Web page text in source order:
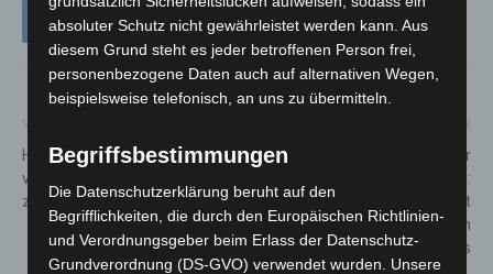
Hannover-Nordstadt: Mann
versucht Kind in Auto zu
zerren
Premiere auf der
INTERSCHUTZ 2026:
WildfireCamp rückt
Waldbrandbekämpfung in den
Fokus
absoluter Schutz nicht gewährleistet werden kann. Aus
diesem Grund steht es jeder betroffenen Person frei,
personenbezogene Daten auch auf alternativen Wegen,
beispielsweise telefonisch, an uns zu übermitteln.
Begriffsbestimmungen
Die Datenschutzerklärung beruht auf den
Begrifflichkeiten, die durch den Europäischen Richtlinien-
und Verordnungsgeber beim Erlass der Datenschutz-
Grundverordnung (DS-GVO) verwendet wurden. Unsere